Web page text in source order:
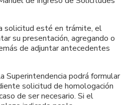
solicitud esté en trámite, el
su presentación, agregando o
de adjuntar antecedentes
Superintendencia podrá formular
solicitud de homologación
de ser necesario. Si el